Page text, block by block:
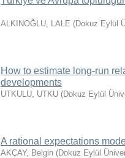
ALKINOĞLU, LALE (Dokuz Eylül
How to estimate long-run
developments
UTKULU, UTKU (Dokuz Eylül
A rational expectations
AKÇAY, Belgin (Dokuz Eylül